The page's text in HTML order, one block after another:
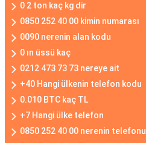
0 2 ton kaç kg dir
0850 252 40 00 kimin numarası
0090 nerenin alan kodu
0 ın üssü kaç
0212 473 73 73 nereye ait
+40 Hangi ülkenin telefon kodu
0.010 BTC kaç TL
+7 Hangi ülke telefon
0850 252 40 00 nerenin telefonu